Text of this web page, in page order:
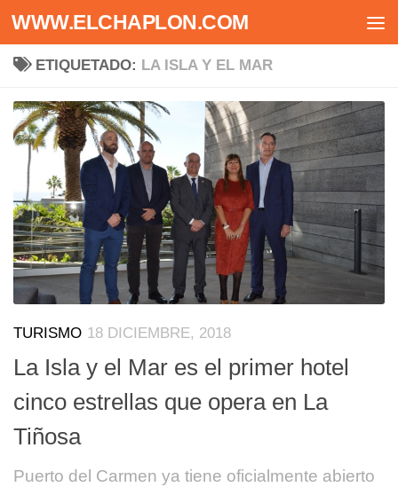
Saltar al contenido
WWW.ELCHAPLON.COM
ETIQUETADO: LA ISLA Y EL MAR
TURISMO 18 DICIEMBRE, 2018
La Isla y el Mar es el primer hotel
cinco estrellas que opera en La
Tiñosa
Puerto del Carmen ya tiene oficialmente abierto